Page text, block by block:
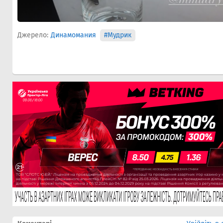
Джерело: Динамомания #Мудрик